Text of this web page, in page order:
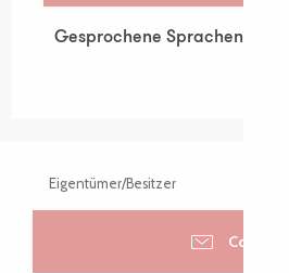
Gesprochene Sprachen
Gesprochene Sprachen
Eigentümer/Besitzer
Contacter